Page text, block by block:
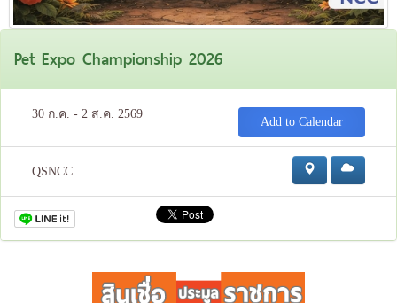
Pet Expo Championship 2026
30 ก.ค. - 2 ส.ค. 2569
Add to Calendar
QSNCC